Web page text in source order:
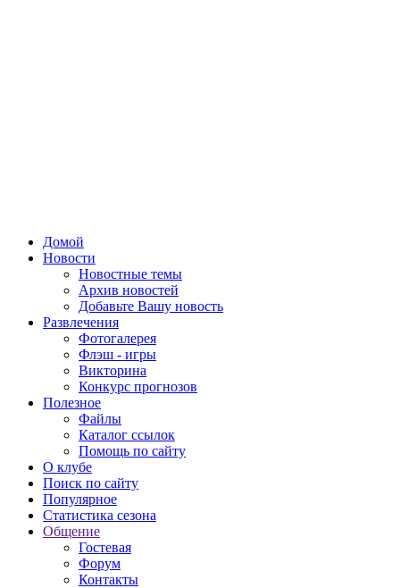
Домой
Новости
Новостные темы
Архив новостей
Добавьте Вашу новость
Развлечения
Фотогалерея
Флэш - игры
Викторина
Конкурс прогнозов
Полезное
Файлы
Каталог ссылок
Помощь по сайту
О клубе
Поиск по сайту
Популярное
Статистика сезона
Общение
Гостевая
Форум
Контакты